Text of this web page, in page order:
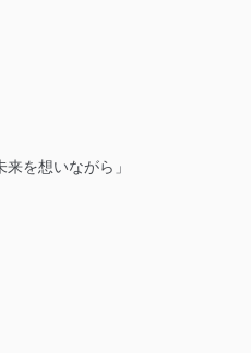
を想いながら」